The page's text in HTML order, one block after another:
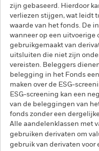
zijn gebaseerd. Hierdoor
verliezen stijgen, wat leidt
waarde van het fonds. De
wanneer op een uitvoerige
gebruikgemaakt van
uitsluiten die niet zijn
vereisten. Beleggers
belegging in het Fonds
maken over de ESG-
ESG-screening kan een
van de beleggingen van
fonds zonder een
Alle aandelenklassen met
gebruiken derivaten om
gebruik van derivaten voor